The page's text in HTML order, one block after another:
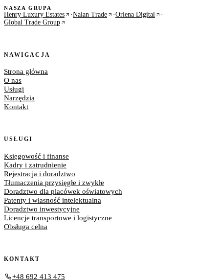
NASZA GRUPA
Henry Luxury Estates ·Nalan Trade ·Orlena Digital
·
Global Trade Group
NAWIGACJA
Strona główna
O nas
Usługi
Narzędzia
Kontakt
USŁUGI
Księgowość i finanse
Kadry i zatrudnienie
Rejestracja i doradztwo
Tłumaczenia przysięgłe i zwykłe
Doradztwo dla placówek oświatowych
Patenty i własność intelektualna
Doradztwo inwestycyjne
Licencje transportowe i logistyczne
Obsługa celna
KONTAKT
+48 692 413 475